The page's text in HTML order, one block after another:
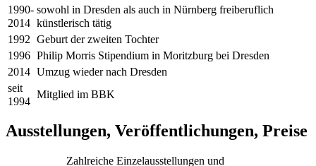
1990-
2014
sowohl in Dresden als auch in Nürnberg freiberuflich
künstlerisch tätig
1992 Geburt der zweiten Tochter
1996 Philip Morris Stipendium in Moritzburg bei Dresden
2014 Umzug wieder nach Dresden
seit
1994
Mitglied im BBK
Ausstellungen, Veröffentlichungen, Preise
Zahlreiche Einzelausstellungen und